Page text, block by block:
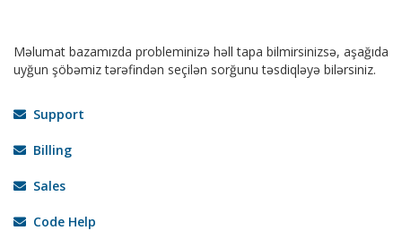
Məlumat bazamızda probleminizə həll tapa bilmirsinizsə, aşağıda
uyğun şöbəmiz tərəfindən seçilən sorğunu təsdiqləyə bilərsiniz.
Support
Billing
Sales
Code Help